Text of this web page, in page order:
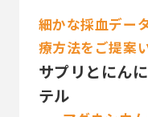
細かな採血デー
療方法をご提案
サプリとにん
テル